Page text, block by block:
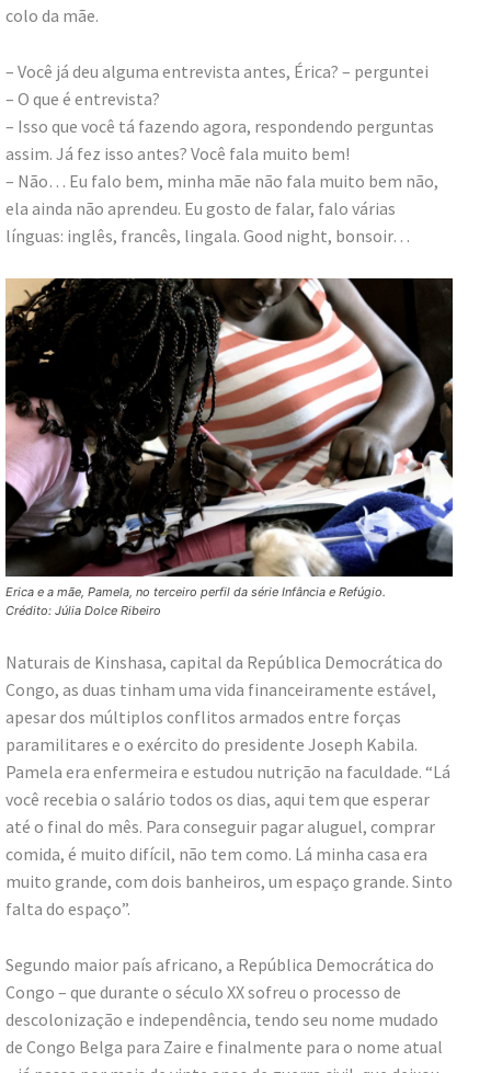
colo da mãe.
– Você já deu alguma entrevista antes, Érica? – perguntei
– O que é entrevista?
– Isso que você tá fazendo agora, respondendo perguntas
assim. Já fez isso antes? Você fala muito bem!
– Não… Eu falo bem, minha mãe não fala muito bem não,
ela ainda não aprendeu. Eu gosto de falar, falo várias
línguas: inglês, francês, lingala. Good night, bonsoir…
Erica e a mãe, Pamela, no terceiro perfil da série Infância e Refúgio.
Crédito: Júlia Dolce Ribeiro
Naturais de Kinshasa, capital da República Democrática do
Congo, as duas tinham uma vida financeiramente estável,
apesar dos múltiplos conflitos armados entre forças
paramilitares e o exército do presidente Joseph Kabila.
Pamela era enfermeira e estudou nutrição na faculdade. “Lá
você recebia o salário todos os dias, aqui tem que esperar
até o final do mês. Para conseguir pagar aluguel, comprar
comida, é muito difícil, não tem como. Lá minha casa era
muito grande, com dois banheiros, um espaço grande. Sinto
falta do espaço”.
Segundo maior país africano, a República Democrática do
Congo – que durante o século XX sofreu o processo de
descolonização e independência, tendo seu nome mudado
de Congo Belga para Zaire e finalmente para o nome atual